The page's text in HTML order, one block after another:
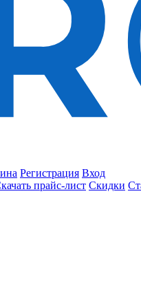
Регистрация Вход
прайс-лист Скидки